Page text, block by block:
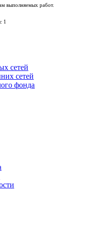
выполняемых работ.
1
сетей
сетей
фонда